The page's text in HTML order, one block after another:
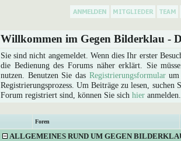
Willkommen im Gegen Bilderklau -
Sie sind nicht angemeldet. Wenn dies Ihr erster
die Bedienung des Forums näher erklärt. Sie
nutzen. Benutzen Sie das Registrierungsformularum
Registrierungsprozess. Um Beiträge zu lesen,
Forum registriert sind, können Sie sich hier anmelden.
Foren
ALLGEMEINES RUND UM GEGEN